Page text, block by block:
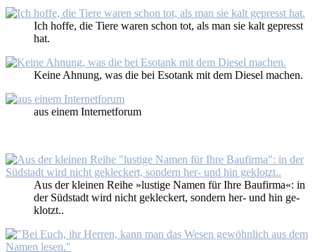
Ich hof­fe, die Tie­re wa­ren schon tot, als man sie kalt ge­presst
hat.
Kei­ne Ah­nung, was die bei Eso­tank mit dem Die­sel ma­chen.
aus ei­nem In­ter­net­fo­rum
Aus der klei­nen Rei­he »lus­ti­ge Na­men für Ih­re Bau­fir­ma«: in
der Süd­stadt wird nicht ge­kle­ckert, son­dern her- und hin ge­
klotzt..